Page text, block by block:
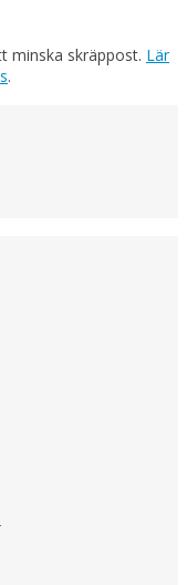
minska skräppost. Lär
.